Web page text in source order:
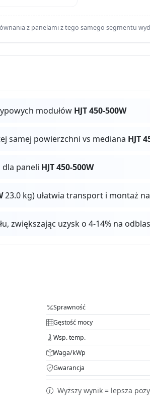
z panelami z tego samego segmentu
modułów HJT 450-500W
samej powierzchni vs mediana HJT
dla paneli HJT 450-500W
23.0 kg) ułatwia transport i montaż
zwiększając uzysk o 4-14% na
Sprawność
Gęstość mocy
Wsp. temp.
Waga/kWp
Gwarancja
Wyższy wynik = lepsza